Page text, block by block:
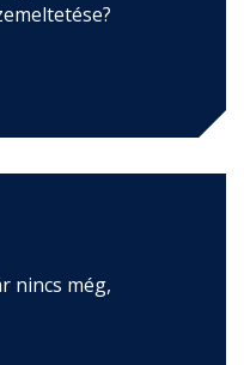
nincs még,